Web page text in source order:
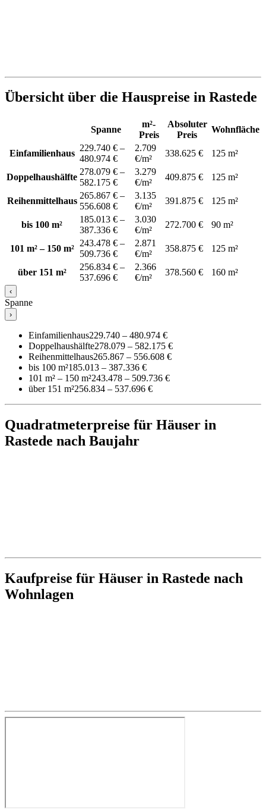
Übersicht über die Hauspreise in Rastede
Spanne
m²-
Preis
Absoluter
Preis
Wohnfläche
Einfamilienhaus
229.740 € –
480.974 €
2.709
€/m²
338.625 € 125 m²
Doppelhaushälfte
278.079 € –
582.175 €
3.279
€/m²
409.875 € 125 m²
Reihenmittelhaus
265.867 € –
556.608 €
3.135
€/m²
391.875 € 125 m²
bis 100 m²
185.013 € –
387.336 €
3.030
€/m²
272.700 € 90 m²
101 m² – 150 m²
243.478 € –
509.736 €
2.871
€/m²
358.875 € 125 m²
über 151 m²
256.834 € –
537.696 €
2.366
€/m²
378.560 € 160 m²
‹
Spanne
›
Einfamilienhaus229.740 – 480.974 €
Doppelhaushälfte278.079 – 582.175 €
Reihenmittelhaus265.867 – 556.608 €
bis 100 m²185.013 – 387.336 €
101 m² – 150 m²243.478 – 509.736 €
über 151 m²256.834 – 537.696 €
Quadratmeterpreise für Häuser in
Rastede nach Baujahr
Kaufpreise für Häuser in Rastede nach
Wohnlagen